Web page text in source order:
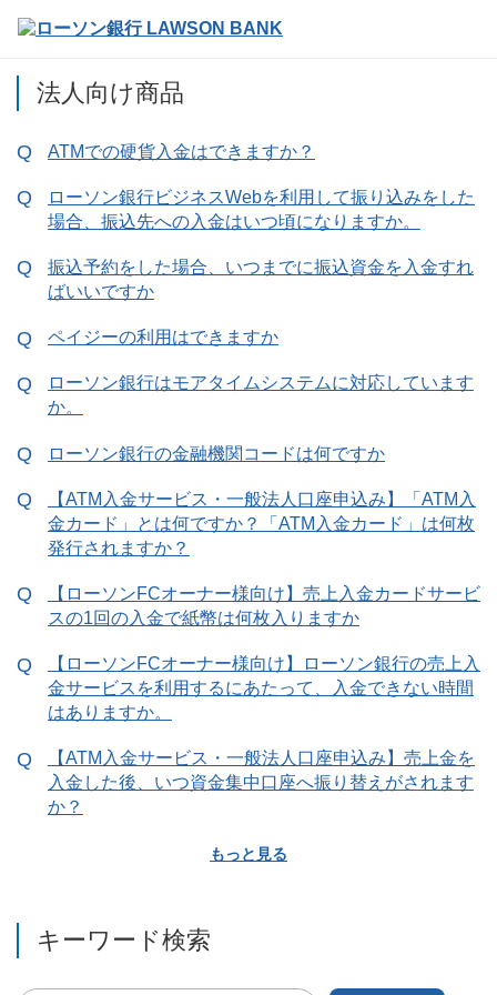
法人向け商品
ATMでの硬貨入金はできますか？
ローソン銀行ビジネスWebを利用して振り込みをした
場合、振込先への入金はいつ頃になりますか。
振込予約をした場合、いつまでに振込資金を入金すれ
ばいいですか
ペイジーの利用はできますか
ローソン銀行はモアタイムシステムに対応しています
か。
ローソン銀行の金融機関コードは何ですか
【ATM入金サービス・一般法人口座申込み】「ATM入
金カード」とは何ですか？「ATM入金カード」は何枚
発行されますか？
【ローソンFCオーナー様向け】売上入金カードサービ
スの1回の入金で紙幣は何枚入りますか
【ローソンFCオーナー様向け】ローソン銀行の売上入
金サービスを利用するにあたって、入金できない時間
はありますか。
【ATM入金サービス・一般法人口座申込み】売上金を
入金した後、いつ資金集中口座へ振り替えがされます
か？
もっと見る
キーワード検索